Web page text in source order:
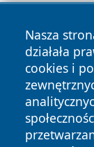
Nasza
działała
cookies i
Copyright ©
zastrzeżone.